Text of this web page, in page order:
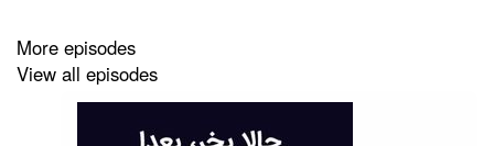
More episodes
View all episodes